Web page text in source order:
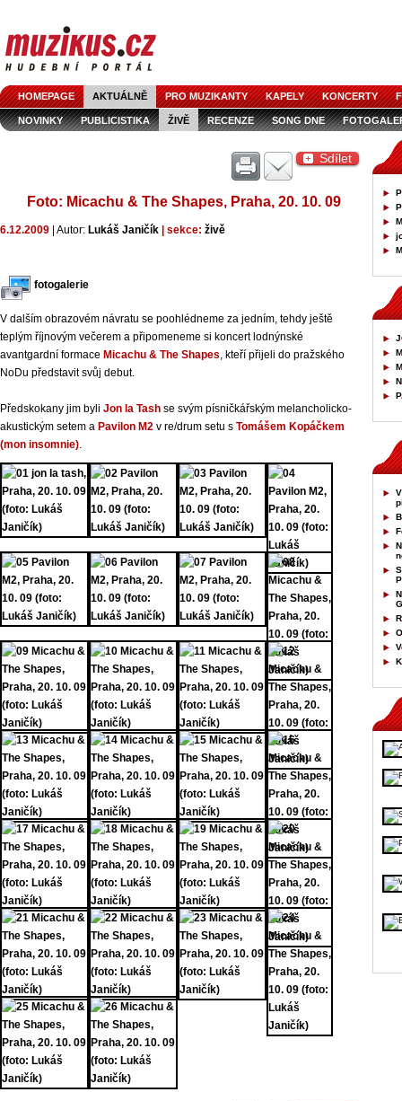
HOMEPAGE AKTUÁLNĚ PRO MUZIKANTY KAPELY KONCERTY
NOVINKY PUBLICISTIKA ŽIVĚ RECENZE SONG DNE
Sdílet
Foto: Micachu & The Shapes, Praha, 20. 10. 09
6.12.2009 | Autor: Lukáš Janičík | sekce: živě
fotogalerie
V dalším obrazovém návratu se poohlédneme za jedním, tehdy ještě
teplým říjnovým večerem a připomeneme si koncert lodnýnské
avantgardní formace Micachu & The Shapes, kteří přijeli do pražského
NoDu představit svůj debut.
Předskokany jim byli Jon la Tash se svým písničkářským melancholicko-
akustickým setem a Pavilon M2 v re/drum setu s Tomášem Kopáčkem
(mon insomnie).